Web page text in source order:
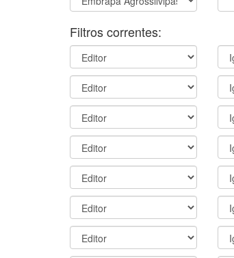
Filtros correntes: